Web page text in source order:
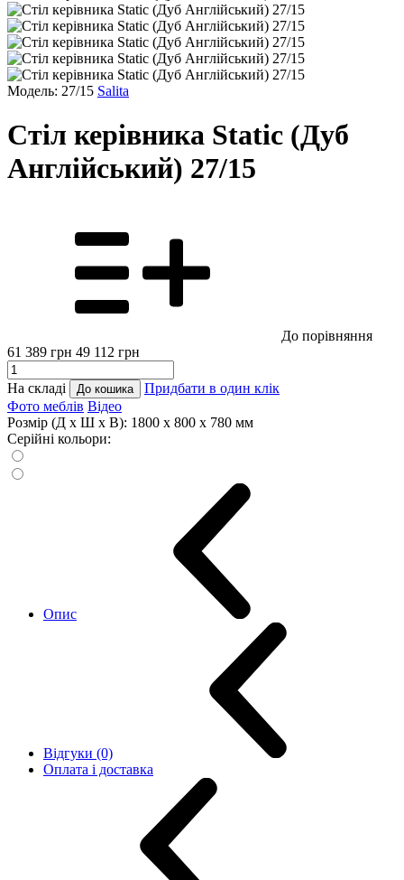
Модель: 27/15 Salita
Стіл керівника Static (Дуб
Англійський) 27/15
До порівняння
61 389 грн 49 112 грн
На складі До кошика
Придбати в один клік
Фото меблів Відео
Розмір (Д x Ш x В): 1800 x 800 x 780 мм
Серійні кольори:
Опис
Відгуки (0)
Оплата і доставка